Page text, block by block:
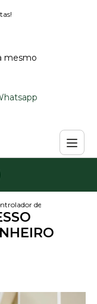
mesmo
condominio
de acesso